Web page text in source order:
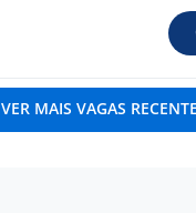
VER MAIS VAGAS